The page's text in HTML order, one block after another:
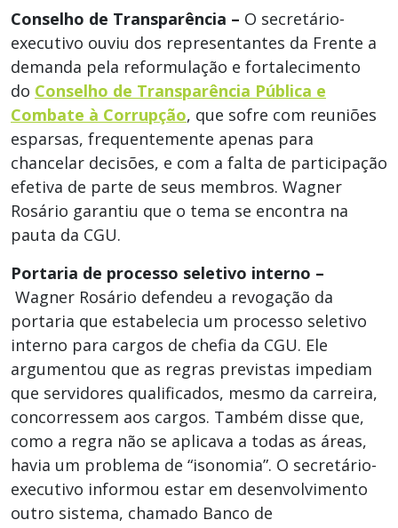
Conselho de Transparência – O secretário-
executivo ouviu dos representantes da Frente a
demanda pela reformulação e fortalecimento
do Conselho de Transparência Pública e
Combate à Corrupção, que sofre com reuniões
esparsas, frequentemente apenas para
chancelar decisões, e com a falta de participação
efetiva de parte de seus membros. Wagner
Rosário garantiu que o tema se encontra na
pauta da CGU.
Portaria de processo seletivo interno –
Wagner Rosário defendeu a revogação da
portaria que estabelecia um processo seletivo
interno para cargos de chefia da CGU. Ele
argumentou que as regras previstas impediam
que servidores qualificados, mesmo da carreira,
concorressem aos cargos. Também disse que,
como a regra não se aplicava a todas as áreas,
havia um problema de “isonomia”. O secretário-
executivo informou estar em desenvolvimento
outro sistema, chamado Banco de